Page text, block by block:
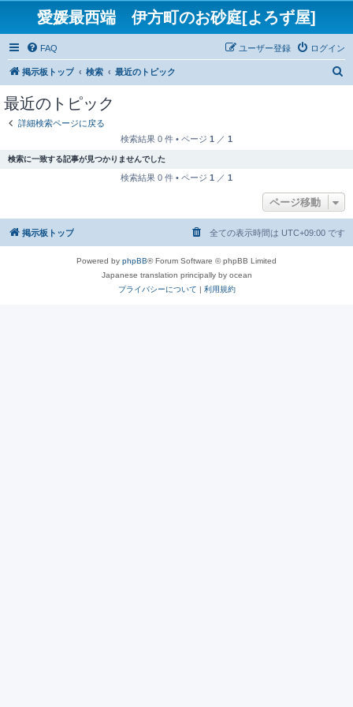
愛媛最西端 伊方町のお砂庭[よろず屋]
FAQ ログイン
ユーザー登録
掲示板トップ 検索 最近のトピック
最近のトピック
詳細検索ページに戻る
検索結果 0 件 • ページ 1 ／ 1
検索に一致する記事が見つかりませんでした
検索結果 0 件 • ページ 1 ／ 1
ページ移動
掲示板トップ 全ての表示時間は UTC+09:00 です
Powered by phpBB® Forum Software © phpBB Limited
Japanese translation principally by ocean
プライバシーについて | 利用規約